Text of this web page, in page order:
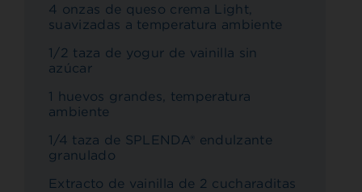
4 onzas de queso crema Light,
suavizadas a temperatura ambiente
1/2 taza de yogur de vainilla sin
azúcar
1 huevos grandes, temperatura
ambiente
1/4 taza de SPLENDA® endulzante
granulado
Extracto de vainilla de 2 cucharaditas